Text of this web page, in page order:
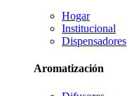
Hogar
Institucional
Dispensadores
Aromatización